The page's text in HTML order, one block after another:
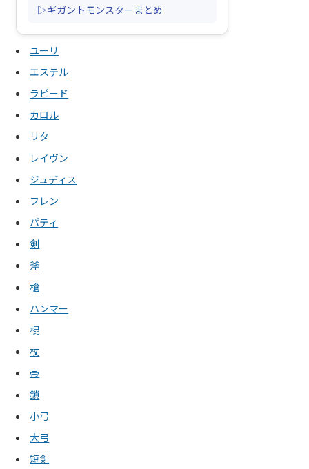
▷ギガントモンスターまとめ
ユーリ
エステル
ラピード
カロル
リタ
レイヴン
ジュディス
フレン
パティ
剣
斧
槍
ハンマー
棍
杖
帯
鎖
小弓
大弓
短剣